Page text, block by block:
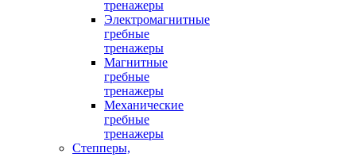
тренажеры
Электромагнитные
гребные
тренажеры
Магнитные
гребные
тренажеры
Механические
гребные
тренажеры
Степперы,